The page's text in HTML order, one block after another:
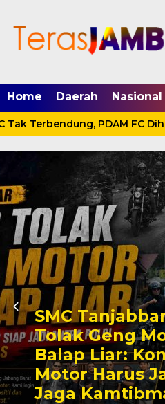
Home Daerah Nasional
Terbendung, PDAM FC
SMC
Tolak Geng
Balap Liar:
Motor Harus
Jaga